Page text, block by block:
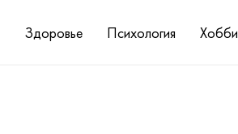
Здоровье Психология Хобби